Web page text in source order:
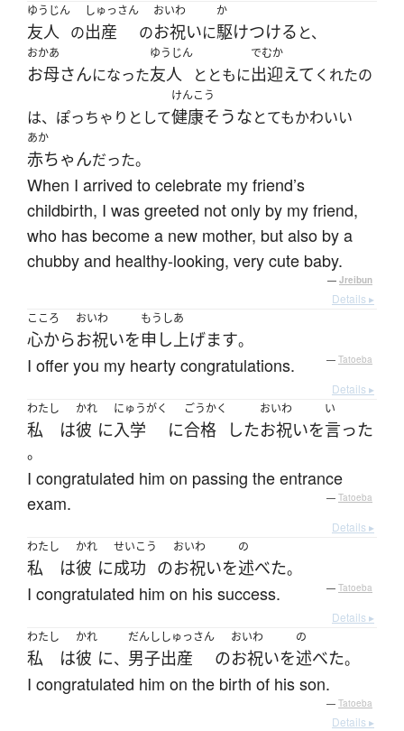
ゆうじん
友人 の
しゅっさん
出産 の
おいわ
お祝いに
か
駆けつける と、
おかあ
お母さんになった
ゆうじん
友人 とともに
でむか
出迎えて くれたの
は、ぽっちゃりとして
けんこう
健康そうなとてもかわいい
あか
赤ちゃんだった。
When I arrived to celebrate my friend’s
childbirth, I was greeted not only by my friend,
who has become a new mother, but also by a
chubby and healthy-looking, very cute baby.
— Jreibun
Details ▸
こころ
心から
おいわ
お祝いを
もうしあ
申し上げます。
I offer you my hearty congratulations. — Tatoeba
Details ▸
わたし
私 は
かれ
彼 に
にゅうがく
入学 に
ごうかく
合格 した
おいわ
お祝いを
い
言った
。
I congratulated him on passing the entrance
exam.
— Tatoeba
Details ▸
わたし
私 は
かれ
彼 に
せいこう
成功 の
おいわ
お祝いを
の
述べた。
I congratulated him on his success. — Tatoeba
Details ▸
わたし
私 は
かれ
彼 に、
だんし
男子
しゅっさん
出産 の
おいわ
お祝いを
の
述べた。
I congratulated him on the birth of his son.
— Tatoeba
Details ▸